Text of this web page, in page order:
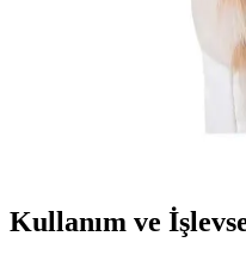
Kedi Ana Kucağı
Kediniz Taşıma
Kedi ana kucağı çantaları,
için hafif, dayanıklı ve hava
ürünlerdir. Bu çantalar,
Kullanım ve